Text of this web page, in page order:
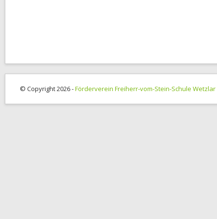
© Copyright 2026 -Förderverein Freiherr-vom-Stein-Schule Wetzlar